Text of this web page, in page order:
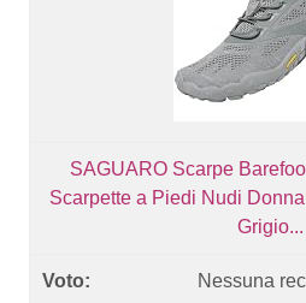
SAGUARO Scarpe
Scarpette a Piedi Nudi
Grigio...
Nessuna